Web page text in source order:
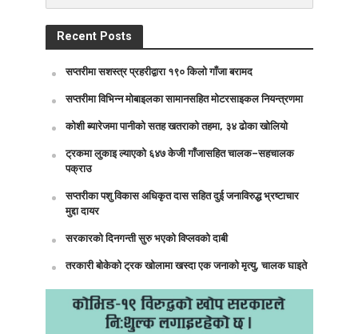
Recent Posts
सप्तरीमा सशस्त्र प्रहरीद्वारा १९० किलो गाँजा बरामद
सप्तरीमा विभिन्न मोबाइलका सामानसहित मोटरसाइकल नियन्त्रणमा
कोशी ब्यारेजमा पानीको सतह खतराको तहमा, ३४ ढोका खोलियो
ट्रकमा लुकाइ ल्याएको ६४७ केजी गाँजासहित चालक–सहचालक
पक्राउ
सप्तरीका पशु विकास अधिकृत दास सहित दुई जनाविरुद्ध भ्रष्टाचार
मुद्दा दायर
सरकारको दिनगन्ती सुरु भएको विप्लवको दाबी
तरकारी बोकेको ट्रक खोलामा खस्दा एक जनाको मृत्यु, चालक घाइते